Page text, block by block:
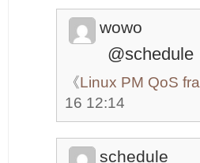
wowo
@schedule
《Linux PM QoS
16 12:14
schedule